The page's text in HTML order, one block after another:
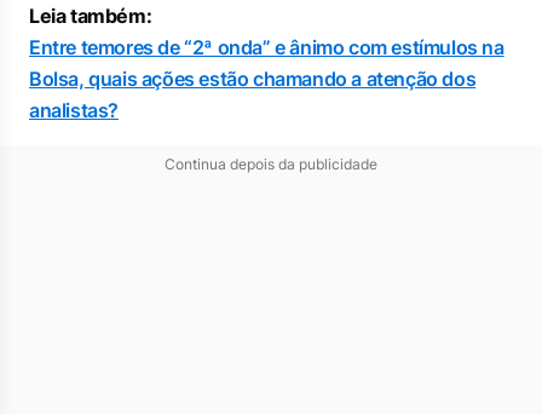
Leia também:
Entre temores de “2ª onda” e ânimo com estímulos na
Bolsa, quais ações estão chamando a atenção dos
analistas?
Continua depois da publicidade